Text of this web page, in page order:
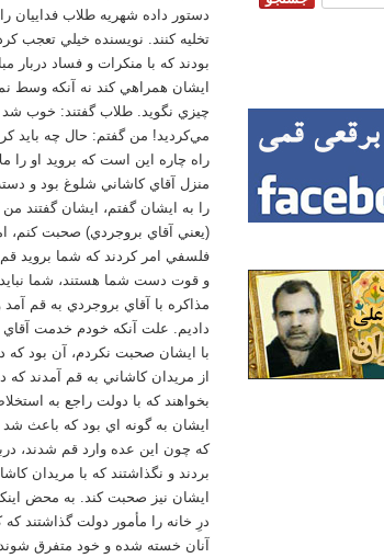
دستور داده شهريه طلاب فداييان
تخليه كنند. نويسنده خيلي تعجب
بودند كه با منكرات و فساد دربار
ايشان همراهي كند نه آنكه وسط
چيزي نگويد. طلاب گفتند: خوب
مي‌كرديد! من گفتم: حال چه بايد
راه چاره اين است كه برويد او را
منزل آقاي كاشاني شلوغ بود و
را به ايشان گفتم، ايشان گفتند
(يعني آقاي بروجردي) صحبت كنم،
فلسفي امر كردند كه شما برويد قم
و قوت دست شما هستند، شما نبايد
مذاكره با آقاي بروجردي به قم
داديم. علت آنكه خودم خدمت
با ايشان صحبت نكردم، آن بود كه
از مريدان كاشاني به قم آمدند
بخواهند كه با دولت راجع به
ايشان به گونه اي بود كه باعث شد
كه چون اين عده وارد قم شدند،
بردند و نگذاشتند كه با مريدان
ايشان نيز صحبت كند. به محض
درِ خانه را مأمور دولت گذاشتند كه
آنان خسته شده و خود متفرق